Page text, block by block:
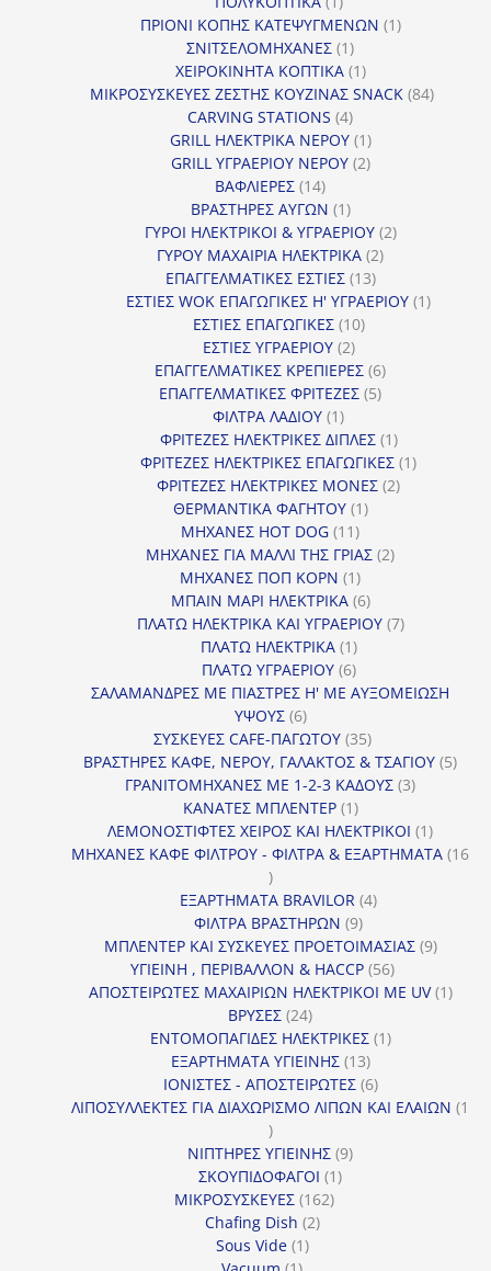
προϊόν
ΠΡΙΟΝΙ ΚΟΠΗΣ ΚΑΤΕΨΥΓΜΕΝΩΝ 11
ΣΝΙΤΣΕΛΟΜΗΧΑΝΕΣ 11
προϊόν
ΧΕΙΡΟΚΙΝΗΤΑ ΚΟΠΤΙΚΑ 11
προϊόν
ΜΙΚΡΟΣΥΣΚΕΥΕΣ ΖΕΣΤΗΣ ΚΟΥΖΙΝΑΣ SNACK 8484
CARVING STATIONS 44
προϊόντα
GRILL ΗΛΕΚΤΡΙΚΑ ΝΕΡΟΥ 11
προϊόν
GRILL ΥΓΡΑΕΡΙΟΥ ΝΕΡΟΥ 22
ΒΑΦΛΙΕΡΕΣ 1414
προϊόντα
ΒΡΑΣΤΗΡΕΣ ΑΥΓΩΝ 11
προϊόν
ΓΥΡΟΙ ΗΛΕΚΤΡΙΚΟΙ & ΥΓΡΑΕΡΙΟΥ 22
ΓΥΡΟΥ ΜΑΧΑΙΡΙΑ ΗΛΕΚΤΡΙΚΑ 22
ΕΠΑΓΓΕΛΜΑΤΙΚΕΣ ΕΣΤΙΕΣ 1313
προϊόντα
ΕΣΤΙΕΣ WOK ΕΠΑΓΩΓΙΚΕΣ Η' ΥΓΡΑΕΡΙΟΥ 11
ΕΣΤΙΕΣ ΕΠΑΓΩΓΙΚΕΣ 1010
ΕΣΤΙΕΣ ΥΓΡΑΕΡΙΟΥ 22
προϊόντα
ΕΠΑΓΓΕΛΜΑΤΙΚΕΣ ΚΡΕΠΙΕΡΕΣ 66
προϊόντα
ΕΠΑΓΓΕΛΜΑΤΙΚΕΣ ΦΡΙΤΕΖΕΣ 55
ΦΙΛΤΡΑ ΛΑΔΙΟΥ 11
προϊόν
ΦΡΙΤΕΖΕΣ ΗΛΕΚΤΡΙΚΕΣ ΔΙΠΛΕΣ 11
προϊόν
ΦΡΙΤΕΖΕΣ ΗΛΕΚΤΡΙΚΕΣ ΕΠΑΓΩΓΙΚΕΣ 11
ΦΡΙΤΕΖΕΣ ΗΛΕΚΤΡΙΚΕΣ ΜΟΝΕΣ 22
ΘΕΡΜΑΝΤΙΚΑ ΦΑΓΗΤΟΥ 11
ΜΗΧΑΝΕΣ HOT DOG 1111
προϊόντα
ΜΗΧΑΝΕΣ ΓΙΑ ΜΑΛΛΙ ΤΗΣ ΓΡΙΑΣ 22
ΜΗΧΑΝΕΣ ΠΟΠ ΚΟΡΝ 11
προϊόν
ΜΠΑΙΝ ΜΑΡΙ ΗΛΕΚΤΡΙΚΑ 66
προϊόντα
ΠΛΑΤΩ ΗΛΕΚΤΡΙΚΑ ΚΑΙ ΥΓΡΑΕΡΙΟΥ 77
ΠΛΑΤΩ ΗΛΕΚΤΡΙΚΑ 11
προϊόν
ΠΛΑΤΩ ΥΓΡΑΕΡΙΟΥ 66
προϊόντα
ΣΑΛΑΜΑΝΔΡΕΣ ΜΕ ΠΙΑΣΤΡΕΣ Η' ΜΕ ΑΥΞΟΜΕΙΩΣΗ
ΥΨΟΥΣ 66
προϊόντα
ΣΥΣΚΕΥΕΣ CAFE-ΠΑΓΩΤΟΥ 3535
προϊόντα
ΒΡΑΣΤΗΡΕΣ ΚΑΦΕ, ΝΕΡΟΥ, ΓΑΛΑΚΤΟΣ & ΤΣΑΓΙΟΥ 55
ΓΡΑΝΙΤΟΜΗΧΑΝΕΣ ΜΕ 1-2-3 ΚΑΔΟΥΣ 33
ΚΑΝΑΤΕΣ ΜΠΛΕΝΤΕΡ 11
προϊόν
ΛΕΜΟΝΟΣΤΙΦΤΕΣ ΧΕΙΡΟΣ ΚΑΙ ΗΛΕΚΤΡΙΚΟΙ 11
προϊόν
ΜΗΧΑΝΕΣ ΚΑΦΕ ΦΙΛΤΡΟΥ - ΦΙΛΤΡΑ & ΕΞΑΡΤΗΜΑΤΑ 16
16
προϊόντα
ΕΞΑΡΤΗΜΑΤΑ BRAVILOR 44
ΦΙΛΤΡΑ ΒΡΑΣΤΗΡΩΝ 99
προϊόντα
ΜΠΛΕΝΤΕΡ ΚΑΙ ΣΥΣΚΕΥΕΣ ΠΡΟΕΤΟΙΜΑΣΙΑΣ 99
ΥΓΙΕΙΝΗ , ΠΕΡΙΒΑΛΛΟΝ & HACCP 5656
προϊόντα
ΑΠΟΣΤΕΙΡΩΤΕΣ ΜΑΧΑΙΡΙΩΝ ΗΛΕΚΤΡΙΚΟΙ ΜΕ UV 11
ΒΡΥΣΕΣ 2424
προϊόντα
ΕΝΤΟΜΟΠΑΓΙΔΕΣ ΗΛΕΚΤΡΙΚΕΣ 11
ΕΞΑΡΤΗΜΑΤΑ ΥΓΙΕΙΝΗΣ 1313
προϊόντα
ΙΟΝΙΣΤΕΣ - ΑΠΟΣΤΕΙΡΩΤΕΣ 66
προϊόντα
ΛΙΠΟΣΥΛΛΕΚΤΕΣ ΓΙΑ ΔΙΑΧΩΡΙΣΜΟ ΛΙΠΩΝ ΚΑΙ ΕΛΑΙΩΝ 1
1
προϊόν
ΝΙΠΤΗΡΕΣ ΥΓΙΕΙΝΗΣ 99
ΣΚΟΥΠΙΔΟΦΑΓΟΙ 11
ΜΙΚΡΟΣΥΣΚΕΥΕΣ 162162
Chafing Dish 22
Sous Vide 11